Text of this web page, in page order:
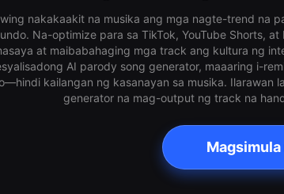
nakakaakit na musika ang mga nagte-trend na
Na-optimize para sa TikTok, YouTube Shorts,
at maibabahaging mga track ang kultura ng
AI parody song generator, maaaring i-
kailangan ng kasanayan sa musika. Ilarawan
generator na mag-output ng track na